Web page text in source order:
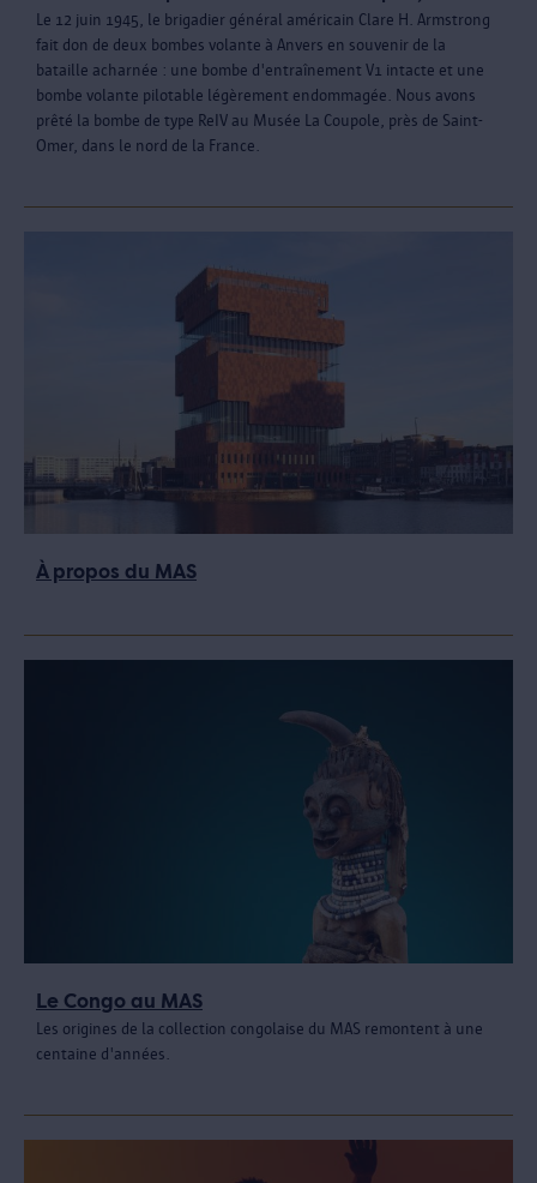
Le 12 juin 1945, le brigadier général américain Clare H. Armstrong
fait don de deux bombes volante à Anvers en souvenir de la
bataille acharnée : une bombe d'entraînement V1 intacte et une
bombe volante pilotable légèrement endommagée. Nous avons
prêté la bombe de type ReIV au Musée La Coupole, près de Saint-
Omer, dans le nord de la France.
À propos du MAS
Le Congo au MAS
Les origines de la collection congolaise du MAS remontent à une
centaine d'années.